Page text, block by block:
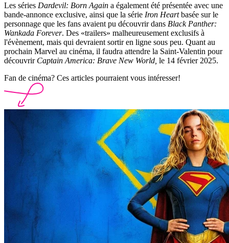
Les séries Dardevil: Born Again a également été présentée avec une
bande-annonce exclusive, ainsi que la série Iron Heartbasée sur le
personnage que les fans avaient pu découvrir dans Black Panther:
Wankada Forever. Des «trailers» malheureusement exclusifs à
l'évènement, mais qui devraient sortir en ligne sous peu. Quant au
prochain Marvel au cinéma, il faudra attendre la Saint-Valentin pour
découvrir Captain America: Brave New World, le 14 février 2025.
Fan de cinéma? Ces articles pourraient vous intéresser!